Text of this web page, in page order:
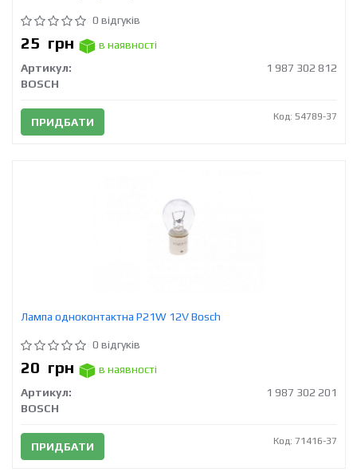
0 відгуків
25 грн
в наявності
Артикул:
1 987 302 812
BOSCH
ПРИДБАТИ Код: 54789-37
Лампа одноконтактна P21W 12V Bosch
0 відгуків
20 грн
в наявності
Артикул:
1 987 302 201
BOSCH
ПРИДБАТИ Код: 71416-37